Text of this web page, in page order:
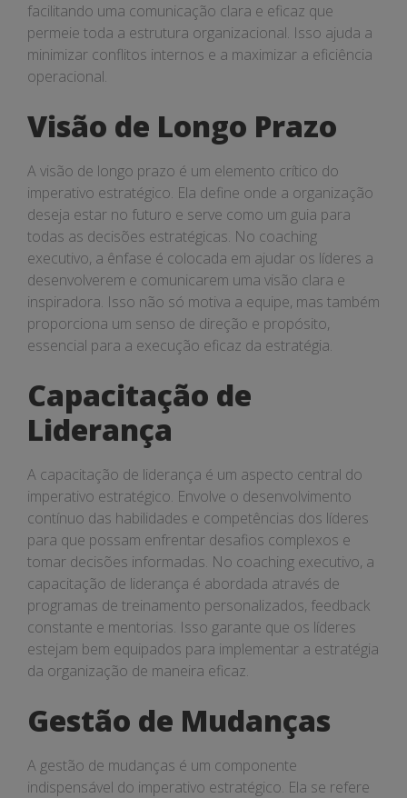
facilitando uma comunicação clara e eficaz que
permeie toda a estrutura organizacional. Isso ajuda a
minimizar conflitos internos e a maximizar a eficiência
operacional.
Visão de Longo Prazo
A visão de longo prazo é um elemento crítico do
imperativo estratégico. Ela define onde a organização
deseja estar no futuro e serve como um guia para
todas as decisões estratégicas. No coaching
executivo, a ênfase é colocada em ajudar os líderes a
desenvolverem e comunicarem uma visão clara e
inspiradora. Isso não só motiva a equipe, mas também
proporciona um senso de direção e propósito,
essencial para a execução eficaz da estratégia.
Capacitação de
Liderança
A capacitação de liderança é um aspecto central do
imperativo estratégico. Envolve o desenvolvimento
contínuo das habilidades e competências dos líderes
para que possam enfrentar desafios complexos e
tomar decisões informadas. No coaching executivo, a
capacitação de liderança é abordada através de
programas de treinamento personalizados, feedback
constante e mentorias. Isso garante que os líderes
estejam bem equipados para implementar a estratégia
da organização de maneira eficaz.
Gestão de Mudanças
A gestão de mudanças é um componente
indispensável do imperativo estratégico. Ela se refere